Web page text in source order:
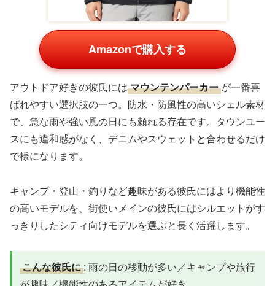
Amazonで購入する
アウトドア好きの彼氏には マウンテンパーカー が一番喜
ばれやすい選択肢の一つ。防水・防風性の高いシェル素材
で、急な雨や強い風の日にも頼れる存在です。タウンユー
スにも違和感がなく、デニムやスウェットと合わせるだけ
で様になります。
キャンプ・登山・釣りなど趣味がある彼氏にはより機能性
の高いモデルを、街使いメインの彼氏にはシルエットがす
っきりしたシティ向けモデルを選ぶと長く活躍します。
こんな彼氏に : 雨の日の移動が多い／キャンプや旅行